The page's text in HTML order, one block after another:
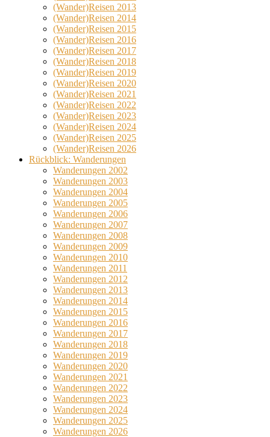
(Wander)Reisen 2013
(Wander)Reisen 2014
(Wander)Reisen 2015
(Wander)Reisen 2016
(Wander)Reisen 2017
(Wander)Reisen 2018
(Wander)Reisen 2019
(Wander)Reisen 2020
(Wander)Reisen 2021
(Wander)Reisen 2022
(Wander)Reisen 2023
(Wander)Reisen 2024
(Wander)Reisen 2025
(Wander)Reisen 2026
Rückblick: Wanderungen
Wanderungen 2002
Wanderungen 2003
Wanderungen 2004
Wanderungen 2005
Wanderungen 2006
Wanderungen 2007
Wanderungen 2008
Wanderungen 2009
Wanderungen 2010
Wanderungen 2011
Wanderungen 2012
Wanderungen 2013
Wanderungen 2014
Wanderungen 2015
Wanderungen 2016
Wanderungen 2017
Wanderungen 2018
Wanderungen 2019
Wanderungen 2020
Wanderungen 2021
Wanderungen 2022
Wanderungen 2023
Wanderungen 2024
Wanderungen 2025
Wanderungen 2026